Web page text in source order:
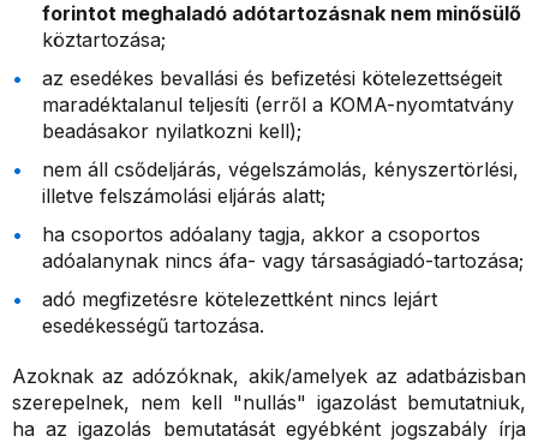
forintot meghaladó adótartozásnak nem minősülő
köztartozása;
az esedékes bevallási és befizetési kötelezettségeit
maradéktalanul teljesíti (erről a KOMA-nyomtatvány
beadásakor nyilatkozni kell);
nem áll csődeljárás, végelszámolás, kényszertörlési,
illetve felszámolási eljárás alatt;
ha csoportos adóalany tagja, akkor a csoportos
adóalanynak nincs áfa- vagy társaságiadó-tartozása;
adó megfizetésre kötelezettként nincs lejárt
esedékességű tartozása.
Azoknak az adózóknak, akik/amelyek az adatbázisban
szerepelnek, nem kell "nullás" igazolást bemutatniuk,
ha az igazolás bemutatását egyébként jogszabály írja